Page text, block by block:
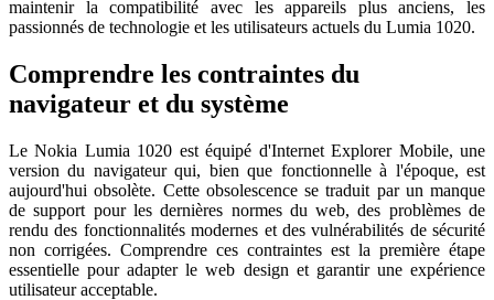
maintenir la compatibilité avec les appareils plus anciens, les
passionnés de technologie et les utilisateurs actuels du Lumia 1020.
Comprendre les contraintes du
navigateur et du système
Le Nokia Lumia 1020 est équipé d'Internet Explorer Mobile, une
version du navigateur qui, bien que fonctionnelle à l'époque, est
aujourd'hui obsolète. Cette obsolescence se traduit par un manque
de support pour les dernières normes du web, des problèmes de
rendu des fonctionnalités modernes et des vulnérabilités de sécurité
non corrigées. Comprendre ces contraintes est la première étape
essentielle pour adapter le web design et garantir une expérience
utilisateur acceptable.